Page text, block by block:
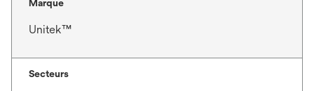
Marque
Unitek™
Secteurs